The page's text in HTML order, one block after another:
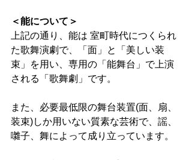
＜能について＞
上記の通り、能は 室町時代につくられ
た歌舞演劇で、「面」と「美しい装
束」を用い、専用の「能舞台」で上演
される「歌舞劇」です。
また、必要最低限の舞台装置(面、扇、
装束)しか用いない質素な芸術で、謡、
囃子、舞によって成り立っています。